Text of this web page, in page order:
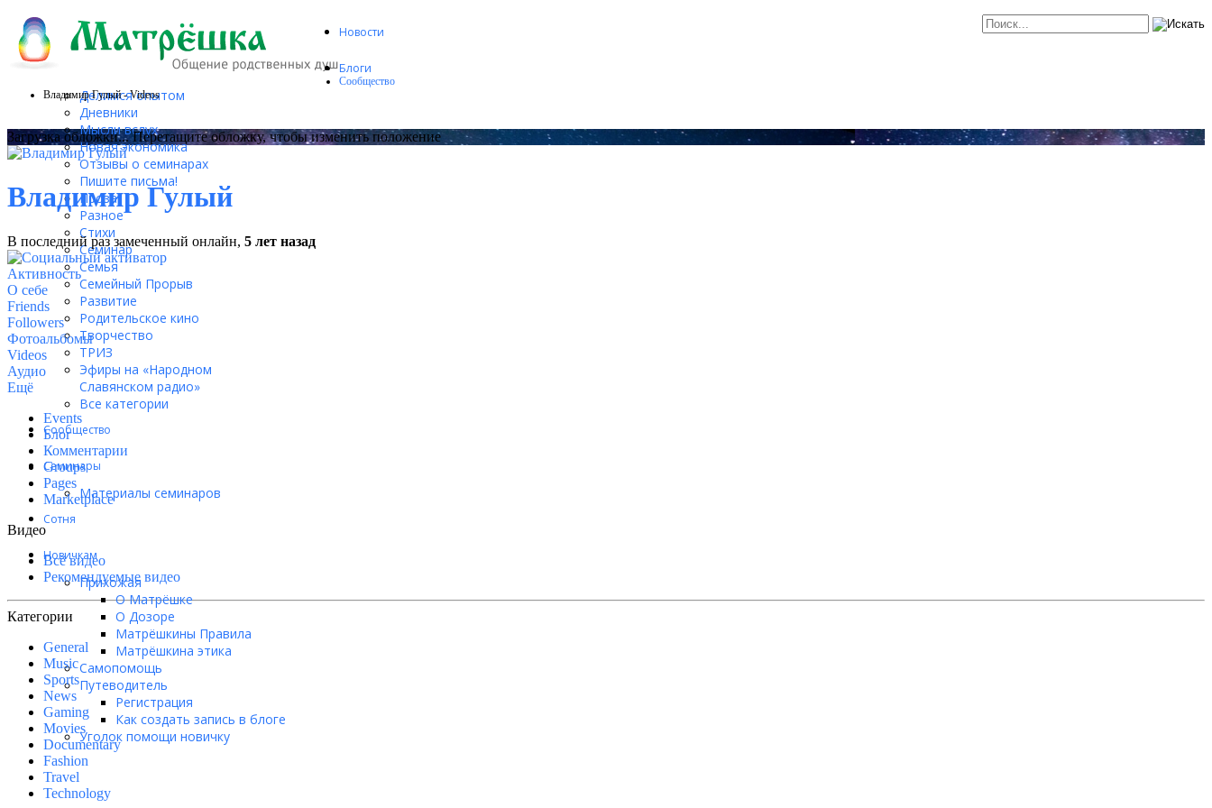
Новости
Блоги
Делимся опытом
Дневники
Мысли вслух
Новая экономика
Отзывы о семинарах
Пишите письма!
Проза
Разное
Стихи
Семинар
Семья
Семейный Прорыв
Развитие
Родительское кино
Творчество
ТРИЗ
Эфиры на «Народном
Славянском радио»
Все категории
Сообщество
Семинары
Материалы семинаров
Сотня
Новичкам
Прихожая
О Матрёшке
О Дозоре
Матрёшкины Правила
Матрёшкина этика
Самопомощь
Путеводитель
Регистрация
Как создать запись в блоге
Уголок помощи новичку
Сообщество
Владимир Гулый - Videos
Загрузка обложки... Перетащите обложку, чтобы изменить положение
Владимир Гулый
В последний раз замеченный онлайн, 5 лет назад
Активность
О себе
Friends
Followers
Фотоальбомы
Videos
Аудио
Ещё
Events
Блог
Комментарии
Groups
Pages
Marketplace
Видео
Всё видео
Рекомендуемые видео
Категории
General
Music
Sports
News
Gaming
Movies
Documentary
Fashion
Travel
Technology